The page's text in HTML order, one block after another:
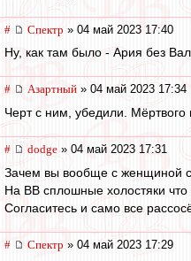
# Спектр » 04 май 2023 17:40
Ну, как там было - Ария без
# Азартный » 04 май 2023 17:34
Черт с ним, убедили.
# dodge » 04 май 2023 17:31
Зачем вы вообще с женщиной
На ВВ сплошные холостяки что
Согласитесь и само все
# Спектр » 04 май 2023 17:29